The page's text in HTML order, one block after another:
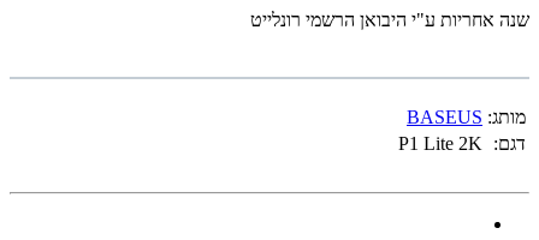
שנה אחריות ע"י היבואן הרשמי רונלייט
מותג: BASEUS
דגם:
P1 Lite 2K